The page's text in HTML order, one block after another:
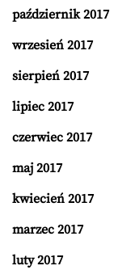
październik 2017
wrzesień 2017
sierpień 2017
lipiec 2017
czerwiec 2017
maj 2017
kwiecień 2017
marzec 2017
luty 2017